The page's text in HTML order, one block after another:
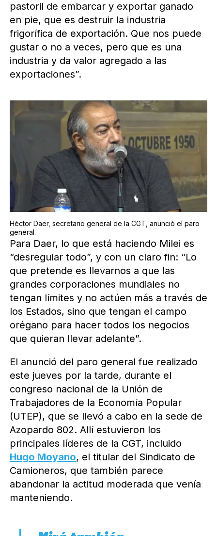
pastoril de embarcar y exportar ganado
en pie, que es destruir la industria
frigorífica de exportación. Que nos puede
gustar o no a veces, pero que es una
industria y da valor agregado a las
exportaciones”.
Héctor Daer, secretario general de la CGT, anunció el paro
general.
Para Daer, lo que está haciendo Milei es
“desregular todo”, y con un claro fin: “Lo
que pretende es llevarnos a que las
grandes corporaciones mundiales no
tengan límites y no actúen más a través de
los Estados, sino que tengan el campo
orégano para hacer todos los negocios
que quieran llevar adelante”.
El anunció del paro general fue realizado
este jueves por la tarde, durante el
congreso nacional de la Unión de
Trabajadores de la Economía Popular
(UTEP), que se llevó a cabo en la sede de
Azopardo 802. Allí estuvieron los
principales líderes de la CGT, incluido
Hugo Moyano, el titular del Sindicato de
Camioneros, que también parece
abandonar la actitud moderada que venía
manteniendo.